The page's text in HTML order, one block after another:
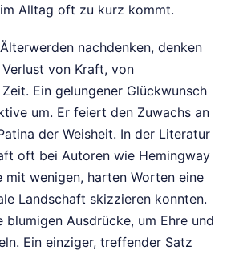
Alltag oft zu kurz kommt.
nachdenken, denken
von Kraft, von
Ein gelungener Glückwunsch
um. Er feiert den Zuwachs an
der Weisheit. In der Literatur
oft bei Autoren wie Hemingway
mit wenigen, harten Worten eine
Landschaft skizzieren konnten.
blumigen Ausdrücke, um Ehre und
Ein einziger, treffender Satz